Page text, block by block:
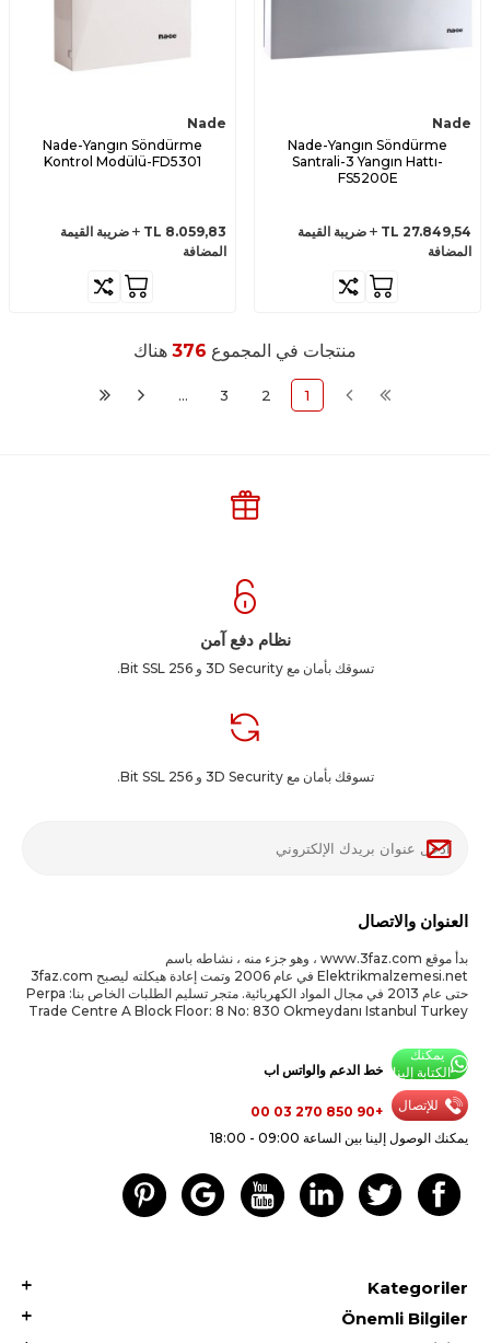
Nade
Nade-Yangın Söndürme
Santrali-3 Yangın Hattı-
FS5200E
27.849,54
ضريبة القيمة
المضافة
Nade
Nade-Yangın Söndürme
Kontrol Modülü-FD5301
8.059,83
ضريبة القيمة
المضافة
منتجات في المجموع 376 هناك
1
2
3
…
نظام دفع آمن
تسوقك بأمان مع 3D Security و 256 Bit SSL.
تسوقك بأمان مع 3D Security و 256 Bit SSL.
العنوان والاتصال
بدأ موقع www.3faz.com ، وهو جزء منه ، نشاطه باسم
Elektrikmalzemesi.net في عام 2006 وتمت إعادة هيكلته ليصبح 3faz.com
حتى عام 2013 في مجال المواد الكهربائية. متجر تسليم الطلبات الخاص بنا: Perpa
Trade Centre A Block Floor: 8 No: 830 Okmeydanı Istanbul Turkey
يمكنك
الكتابة إلينا خط الدعم والواتس اب
للإتصال
+90 850 270 03 00
يمكنك الوصول إلينا بين الساعة 09:00 - 18:00
Kategoriler
Önemli Bilgiler